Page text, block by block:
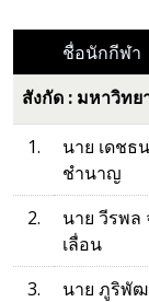
ชื่อนักกีฬา
สังกัด : มหาวิท
1.
นาย เดชธ
ชำนาญ
2.
นาย วีรพล
เลื่อน
3.
นาย ภูริพั